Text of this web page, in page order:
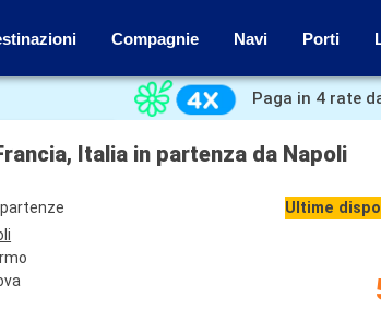
Compagnie Navi Porti
Paga in 4 rate
Italia in partenza da Napoli
Ultime